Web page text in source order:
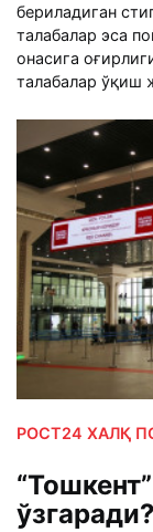
бериладиган
талабалар эса
онасига
талабалар ўқиш
РОСТ24 ХАЛҚ
ўзгаради?